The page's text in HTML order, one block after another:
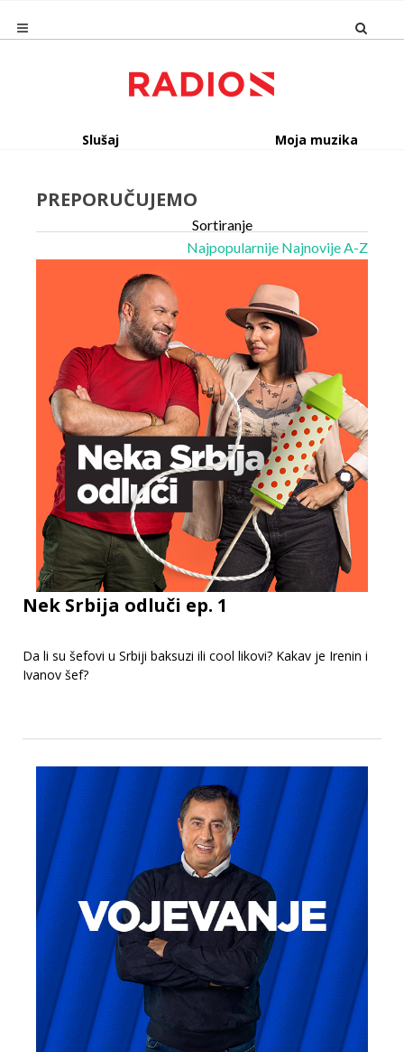
Slušaj Moja muzika
PREPORUČUJEMO
Sortiranje
Najpopularnije NajnovijeA-Z
Nek Srbija odluči ep. 1
Da li su šefovi u Srbiji baksuzi ili cool likovi? Kakav je Irenin i
Ivanov šef?